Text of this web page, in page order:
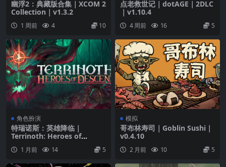
幽浮2：典藏版合集｜XCOM 2
Collection｜v1.3.2
1 周前 4 10
点老救世记｜dotAGE｜2DLC
｜v1.10.4
4 周前 16 5
角色扮演
特瑞诺斯：英雄降临｜
Terrinoth: Heroes of
1 月前 14 5
模拟
哥布林寿司｜Goblin Sushi｜
v0.4.10
2 月前 10 5